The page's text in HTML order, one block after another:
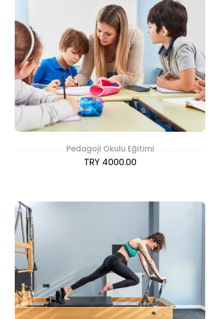
Pedagoji Okulu Eğitimi
TRY 4000.00